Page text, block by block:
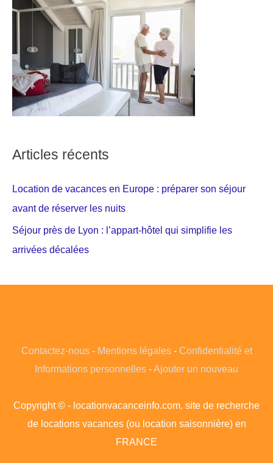
Articles récents
Location de vacances en Europe : préparer son séjour
avant de réserver les nuits
Séjour près de Lyon : l’appart-hôtel qui simplifie les
arrivées décalées
Contactez-nous- Mentions légales- Confidentialité et
Informations personnelles -Ajouter un nouveau
Copyright © - locationvacanceinfo.com, site de recherche
de locations vacances (ou location saisonnière) en
FRANCE